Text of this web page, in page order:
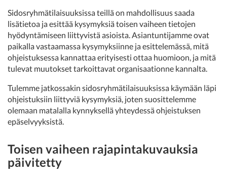
Sidosryhmätilaisuuksissa teillä on mahdollisuus saada
lisätietoa ja esittää kysymyksiä toisen vaiheen tietojen
hyödyntämiseen liittyvistä asioista. Asiantuntijamme ovat
paikalla vastaamassa kysymyksiinne ja esittelemässä, mitä
ohjeistuksessa kannattaa erityisesti ottaa huomioon, ja mitä
tulevat muutokset tarkoittavat organisaationne kannalta.
Tulemme jatkossakin sidosryhmätilaisuuksissa käymään läpi
ohjeistuksiin liittyviä kysymyksiä, joten suosittelemme
olemaan matalalla kynnyksellä yhteydessä ohjeistuksen
epäselvyyksistä.
Toisen vaiheen rajapintakuvauksia
päivitetty